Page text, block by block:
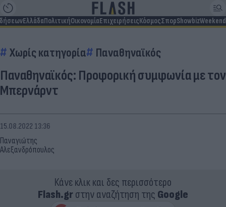
ΕλλάδαΠολιτικήΟικονομίαΕπιχειρήσειςΚόσμοςΣπορShowbizWeekend
Χωρίς κατηγορία Παναθηναϊκός
Παναθηναϊκός: Προφορική συμφωνία με τον
Μπερνάρντ
Παναγιώτης
Αλεξανδρόπουλος
15.08.2022 13:36
Κάνε κλικ και δες περισσότερο
Flash.grστην αναζήτηση της Google